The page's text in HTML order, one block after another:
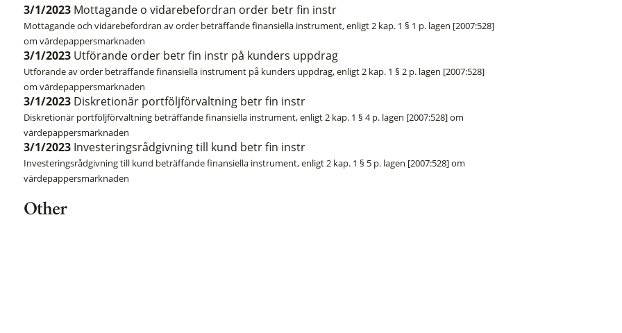
3/1/2023Mottagande o vidarebefordran order betr fin instr
Mottagande och vidarebefordran av order beträffande finansiella instrument, enligt 2 kap. 1 § 1 p. lagen [2007:528]
om värdepappersmarknaden
3/1/2023Utförande order betr fin instr på kunders uppdrag
Utförande av order beträffande finansiella instrument på kunders uppdrag, enligt 2 kap. 1 § 2 p. lagen [2007:528]
om värdepappersmarknaden
3/1/2023Diskretionär portföljförvaltning betr fin instr
Diskretionär portföljförvaltning beträffande finansiella instrument, enligt 2 kap. 1 § 4 p. lagen [2007:528] om
värdepappersmarknaden
3/1/2023Investeringsrådgivning till kund betr fin instr
Investeringsrådgivning till kund beträffande finansiella instrument, enligt 2 kap. 1 § 5 p. lagen [2007:528] om
värdepappersmarknaden
Other